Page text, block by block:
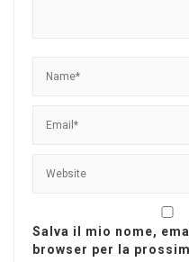
Salva il mio nome,
browser per la